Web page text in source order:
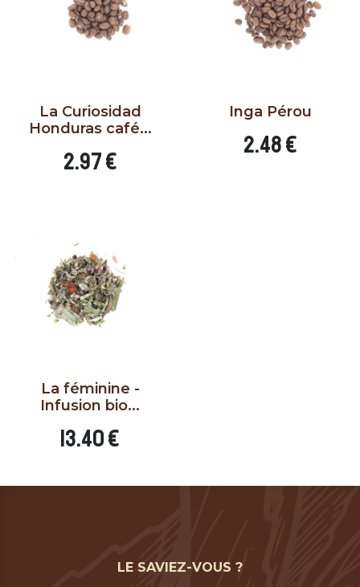
La Curiosidad
Honduras café...
Prix
2.97 €
Inga Pérou
Prix
2.48 €
La féminine -
Infusion bio...
Prix
13.40 €
LE SAVIEZ-VOUS ?